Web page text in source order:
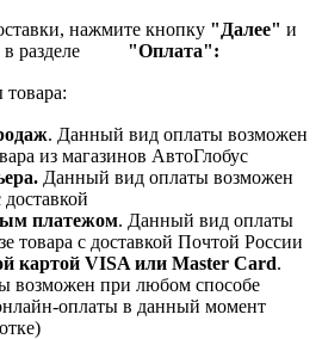
нажмите кнопку "Далее" и
в разделе "Оплата":
. Данный вид оплаты возможен
из магазинов АвтоГлобус
Данный вид оплаты возможен
доставкой
платежом. Данный вид оплаты
товара с доставкой Почтой России
картой VISA или Master Card.
возможен при любом способе
оплаты в данный момент